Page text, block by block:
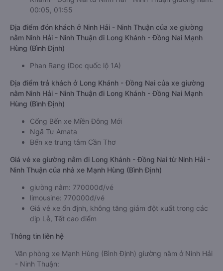
00:05, 01:55
Địa điểm đón khách ở Ninh Hải - Ninh Thuận của xe giường
nằm Ninh Hải - Ninh Thuận đi Long Khánh - Đồng Nai Mạnh
Hùng (Bình Định)
Phan Rang (Dọc quốc lộ 1A)
Địa điểm trả khách ở Long Khánh - Đồng Nai của xe giường
nằm Ninh Hải - Ninh Thuận đi Long Khánh - Đồng Nai Mạnh
Hùng (Bình Định)
Cổng Bến xe Miền Đông Mới
Ngã Tư Amata
Bến xe trung tâm Cần Thơ
Giá vé xe giường nằm đi Long Khánh - Đồng Nai từ Ninh Hải -
Ninh Thuận của nhà xe Mạnh Hùng (Bình Định)
giường nằm: 770000đ/vé
limousine: 770000đ/vé
Giá vé xe ổn định, không tăng giảm đột xuất trong các
dịp Lễ, Tết cao điểm
Thông tin liên hệ
Văn phòng xe Mạnh Hùng (Bình Định) giường nằm ở Ninh Hải
- Ninh Thuận: